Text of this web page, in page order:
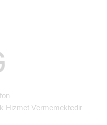
Hizmet Vermemektedir